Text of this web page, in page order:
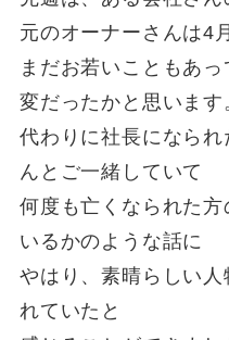
元のオーナーさんは4
まだお若いこともあ
変だったかと思います
代わりに社長になら
んとご一緒していて
何度も亡くなられた
いるかのような話に
やはり、素晴らしい
れていたと